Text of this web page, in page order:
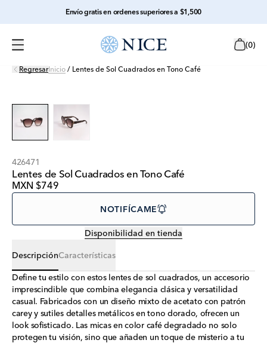
Envío gratis en ordenes superiores a $1,500
(0)
RegresarInicio / Lentes de Sol Cuadrados en Tono Café
426471
Lentes de Sol Cuadrados en Tono Café
MXN $749
NOTIFÍCAME
Disponibilidad en tienda
DescripciónCaracterísticas
Define tu estilo con estos lentes de sol cuadrados, un accesorio
imprescindible que combina elegancia clásica y versatilidad
casual. Fabricados con un diseño mixto de acetato con patrón
carey y sutiles detalles metálicos en tono dorado, ofrecen un
look sofisticado. Las micas en color café degradado no solo
protegen tu visión, sino que añaden un toque de misterio a tu